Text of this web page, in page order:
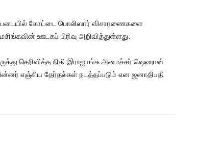
கோட்டை பொலிஸார் விசாரணைகளை
ஊடகப் பிரிவு அறிவித்துள்ளது.
தெரிவித்த நிதி இராஜாங்க அமைச்சர் ஷெஹான்
எஞ்சிய தேர்தல்கள் நடத்தப்படும் என ஜனாதிபதி